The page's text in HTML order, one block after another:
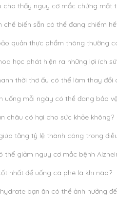
cho thấy nguy cơ mắc chứng mất
chế biến sẵn có thể đang chiếm
quản thực phẩm thông thường
học phát hiện ra những lợi ích
thời thơ ấu có thể làm thay đổi
uống mỗi ngày có thể đang bảo
châu có hại cho sức khỏe không?
tăng tỷ lệ thành công trong
thể giảm nguy cơ mắc bệnh
nhất để uống cà phê là khi nào?
bạn ăn có thể ảnh hưởng